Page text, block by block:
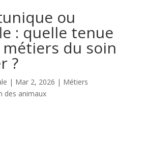
ou
: quelle tenue
du soin
?
| Mar 2, 2026 | Métiers
des animaux